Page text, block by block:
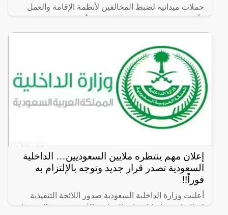
حملات ميدانية لضبط المخالفين لأنظمة الإقامة والعمل
كبيرة
إعلان مهم ينتظره ملايين السعوديين… الداخلية
السعودية تصدر قرار جديد وتوجه بالإلتزام به
فوراً!!
أعلنت وزارة الداخلية السعودية صدور اللائحة التنفيذية
لنظام استخدام كاميرات المراقبة الأمنية ووثيقة الشروط